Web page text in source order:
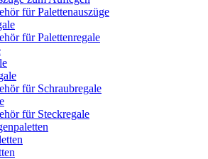
für Palettenauszüge
für Palettenregale
für Schraubregale
für Steckregale